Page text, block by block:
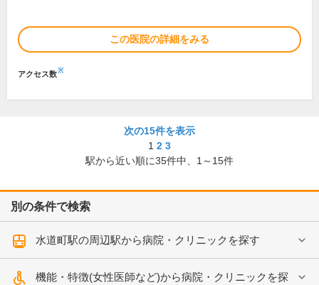
この医院の詳細をみる
アクセス数※
次の15件を表示
1 2 3
駅から近い順に35件中、 1～15件
別の条件で検索
水道町駅の周辺駅から病院・クリニックを探す
機能・特徴(女性医師など)から病院・クリニックを探